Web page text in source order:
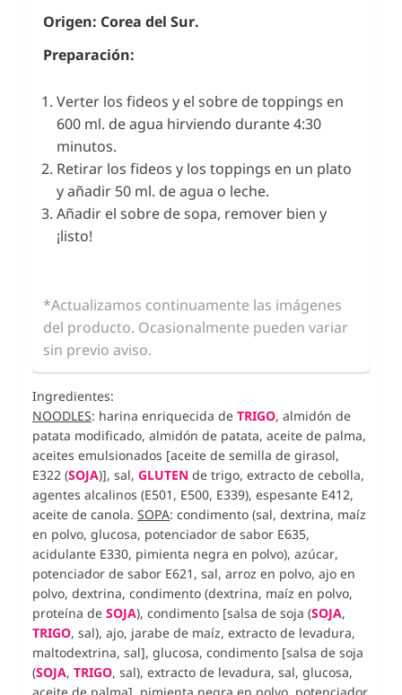
Origen: Corea del Sur.
Preparación:
Verter los fideos y el sobre de toppings en
600 ml. de agua hirviendo durante 4:30
minutos.
Retirar los fideos y los toppings en un plato
y añadir 50 ml. de agua o leche.
Añadir el sobre de sopa, remover bien y
¡listo!
*Actualizamos continuamente las imágenes
del producto. Ocasionalmente pueden variar
sin previo aviso.
Ingredientes:
NOODLES: harina enriquecida de TRIGO, almidón de
patata modificado, almidón de patata, aceite de palma,
aceites emulsionados [aceite de semilla de girasol,
E322 (SOJA)], sal, GLUTEN de trigo, extracto de cebolla,
agentes alcalinos (E501, E500, E339), espesante E412,
aceite de canola. SOPA: condimento (sal, dextrina, maíz
en polvo, glucosa, potenciador de sabor E635,
acidulante E330, pimienta negra en polvo), azúcar,
potenciador de sabor E621, sal, arroz en polvo, ajo en
polvo, dextrina, condimento (dextrina, maíz en polvo,
proteína de SOJA), condimento [salsa de soja (SOJA,
TRIGO, sal), ajo, jarabe de maíz, extracto de levadura,
maltodextrina, sal], glucosa, condimento [salsa de soja
(SOJA, TRIGO, sal), extracto de levadura, sal, glucosa,